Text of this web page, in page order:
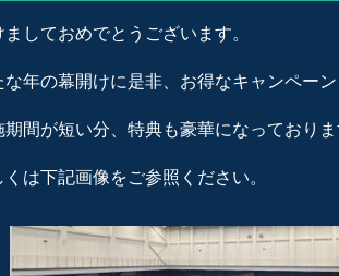
ましておめでとうございます。
な年の幕開けに是非、お得なキャンペー
期間が短い分、特典も豪華になっており
くは下記画像をご参照ください。